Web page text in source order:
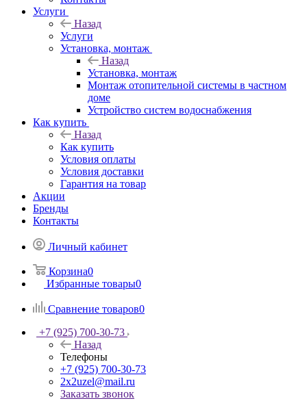
Услуги
Назад
Услуги
Установка, монтаж
Назад
Установка, монтаж
Монтаж отопительной системы в частном
доме
Устройство систем водоснабжения
Как купить
Назад
Как купить
Условия оплаты
Условия доставки
Гарантия на товар
Акции
Бренды
Контакты
Личный кабинет
Корзина0
Избранные товары0
Сравнение товаров0
+7 (925) 700-30-73
Назад
Телефоны
+7 (925) 700-30-73
2x2uzel@mail.ru
Заказать звонок